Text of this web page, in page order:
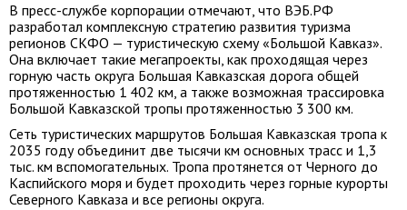
В пресс-службе корпорации отмечают, что ВЭБ.РФ
разработал комплексную стратегию развития туризма
регионов СКФО — туристическую схему «Большой Кавказ».
Она включает такие мегапроекты, как проходящая через
горную часть округа Большая Кавказская дорога общей
протяженностью 1 402 км, а также возможная трассировка
Большой Кавказской тропы протяженностью 3 300 км.
Сеть туристических маршрутов Большая Кавказская тропа к
2035 году объединит две тысячи км основных трасс и 1,3
тыс. км вспомогательных. Тропа протянется от Черного до
Каспийского моря и будет проходить через горные курорты
Северного Кавказа и все регионы округа.